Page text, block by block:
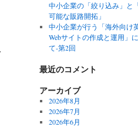
中小企業の「絞り込み」と
可能な販路開拓」
中小企業が行う「海外向け
Webサイトの作成と運用」
て‐第2回
最近のコメント
アーカイブ
2026年8月
2026年7月
2026年6月